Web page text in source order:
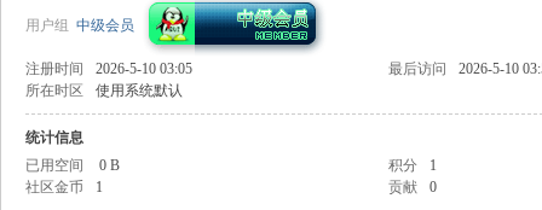
用户组 中级会员
注册时间 2026-5-10 03:05 最后访问
2026-5-10
所在时区
使用系统默认
统计信息
已用空间
0 B 积分
1
社区金币
1 贡献 0